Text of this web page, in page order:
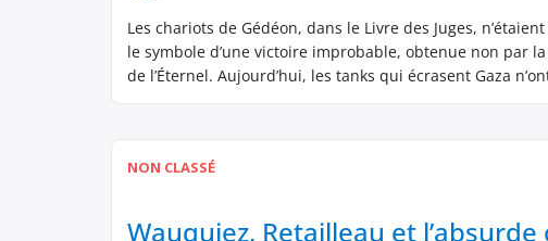
Les chariots de Gédéon, dans le Livre des Juges,
le symbole d’une victoire improbable, obtenue non par
de l’Éternel. Aujourd’hui, les tanks qui écrasent Gaza
NON CLASSÉ
Wauquiez, Retailleau et